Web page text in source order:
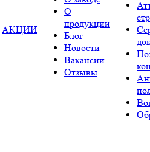
АКЦИИ
О
продукции
Блог
Новости
Вакансии
Отзывы